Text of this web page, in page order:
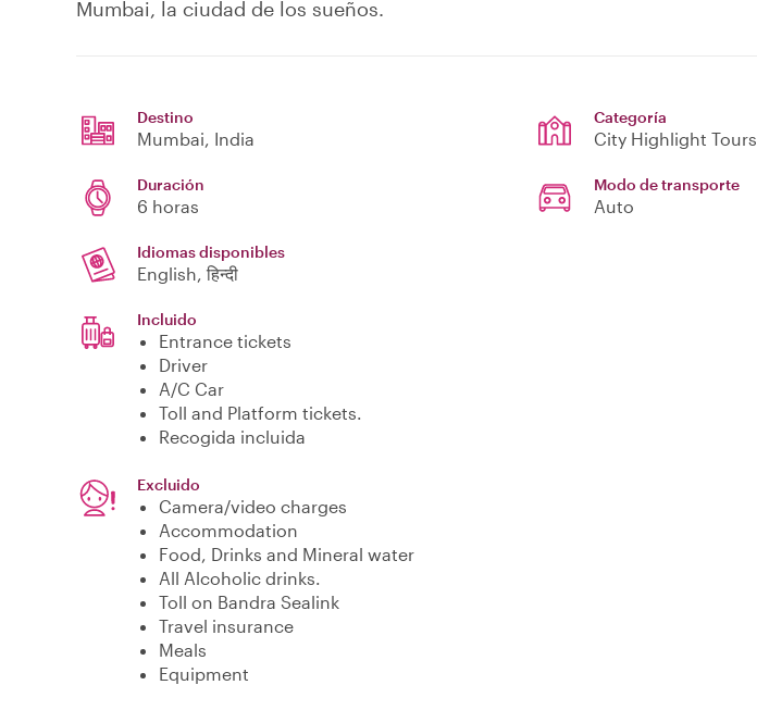
Mumbai, la ciudad de los sueños.
Destino
Mumbai, India
Categoría
City Highlight Tours
Duración
6 horas
Modo de transporte
Auto
Idiomas disponibles
English, हिन्दी
Incluido
Entrance tickets
Driver
A/C Car
Toll and Platform tickets.
Recogida incluida
Excluido
Camera/video charges
Accommodation
Food, Drinks and Mineral water
All Alcoholic drinks.
Toll on Bandra Sealink
Travel insurance
Meals
Equipment